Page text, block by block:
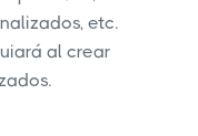
etc.
al crear